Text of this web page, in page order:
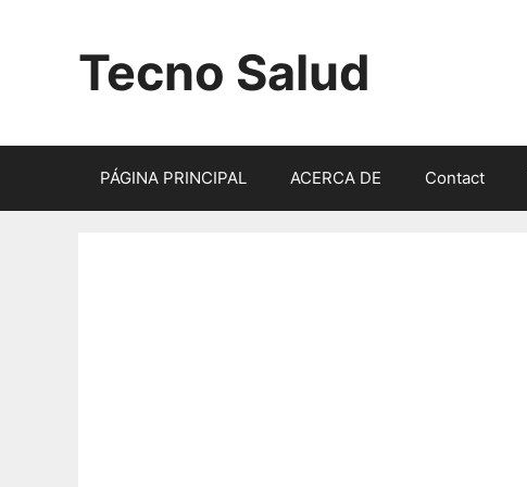
contenidoTecno Salud
PÁGINA PRINCIPAL ACERCA DE Contact